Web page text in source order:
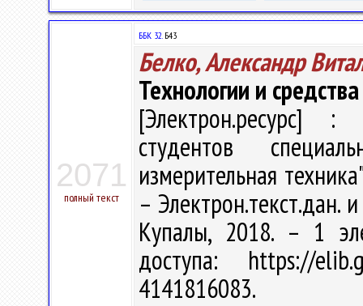
2071
полный текст
ББК 32.Б43
Белко, Александр
Технологии и
[Электрон.ресурс] :
студентов
измерительная
– Электрон.текст.дан.
Купалы, 2018. – 1
доступа: https://
4141816083.